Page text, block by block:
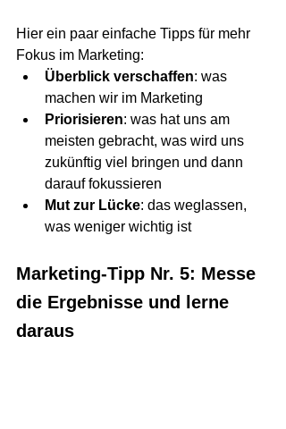
Hier ein paar einfache Tipps für mehr
Fokus im Marketing:
Überblick verschaffen: was
machen wir im Marketing
Priorisieren: was hat uns am
meisten gebracht, was wird uns
zukünftig viel bringen und dann
darauf fokussieren
Mut zur Lücke: das weglassen,
was weniger wichtig ist
Marketing-Tipp Nr. 5: Messe
die Ergebnisse und lerne
daraus